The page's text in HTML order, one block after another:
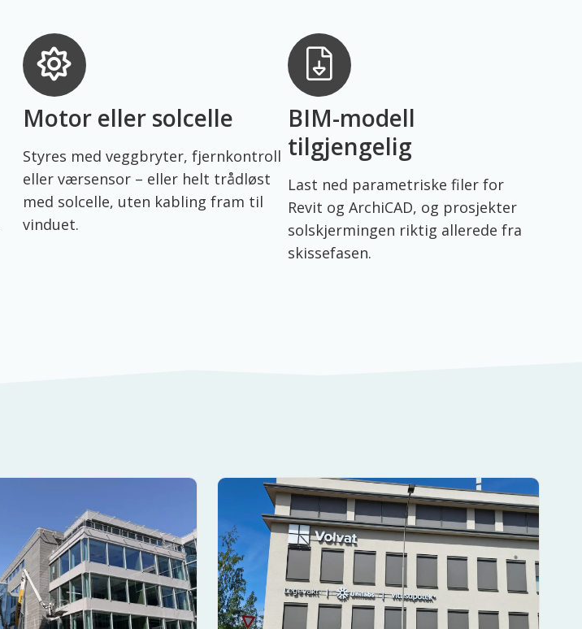
Motor eller solcelle
Styres med veggbryter, fjernkontroll
eller værsensor – eller helt trådløst
med solcelle, uten kabling fram til
vinduet.
BIM-modell
tilgjengelig
Last ned parametriske filer for
Revit og ArchiCAD, og prosjekter
solskjermingen riktig allerede fra
skissefasen.